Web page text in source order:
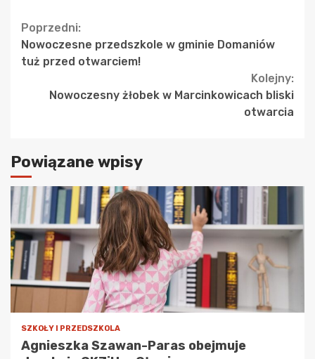
Continue
Reading
Poprzedni:
Nowoczesne przedszkole w gminie Domaniów
tuż przed otwarciem!
Kolejny:
Nowoczesny żłobek w Marcinkowicach bliski
otwarcia
Powiązane wpisy
SZKOŁY I PRZEDSZKOLA
Agnieszka Szawan-Paras obejmuje